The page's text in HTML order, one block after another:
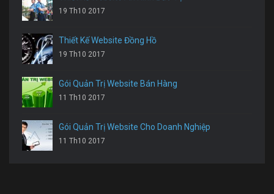
19 Th10 2017
Thiết Kế Website Đồng Hồ
19 Th10 2017
Gói Quản Trị Website Bán Hàng
11 Th10 2017
Gói Quản Trị Website Cho Doanh Nghiệp
11 Th10 2017